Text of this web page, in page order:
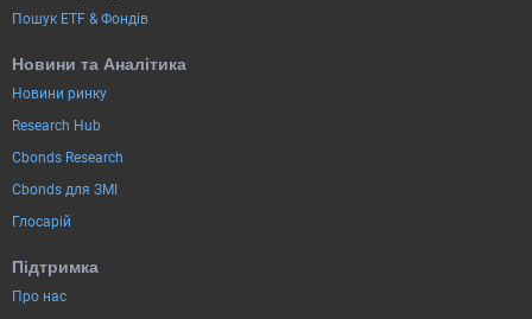
Пошук ETF & Фондів
Новини та Аналітика
Новини ринку
Research Hub
Cbonds Research
Cbonds для ЗМІ
Глосарій
Підтримка
Про нас